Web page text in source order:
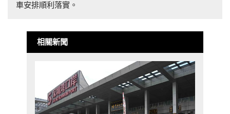
車安排順利落實。
相關新聞